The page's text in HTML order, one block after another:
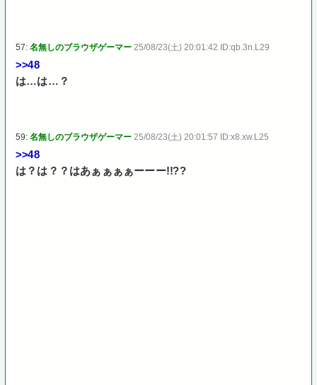
57:名無しのブラウザゲーマー 25/08/23(土) 20:01:42 ID:qb.3n.L29
>>48
は…は…？
59:名無しのブラウザゲーマー 25/08/23(土) 20:01:57 ID:x8.xw.L25
>>48
は？は？？はあぁぁぁぁーーー!!??